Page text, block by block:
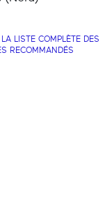
LISTE COMPLÈTE DES
RECOMMANDÉS